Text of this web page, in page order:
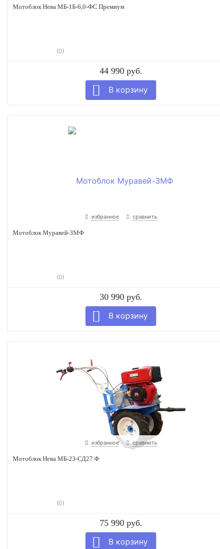
Мотоблок Нева МБ-1Б-6,0-ФС Премиум
(0)
44 990 руб.
избранное сравнить
Мотоблок Муравей-3МФ
(0)
30 990 руб.
избранное сравнить
Мотоблок Нева МБ-23-СД27 Ф
(0)
75 990 руб.